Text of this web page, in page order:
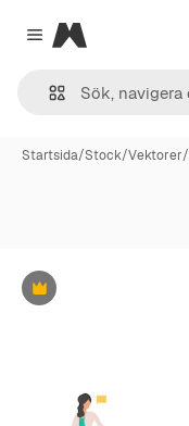
Close menu
Magnific
Startsida/Stock/Vektorer/
Premie